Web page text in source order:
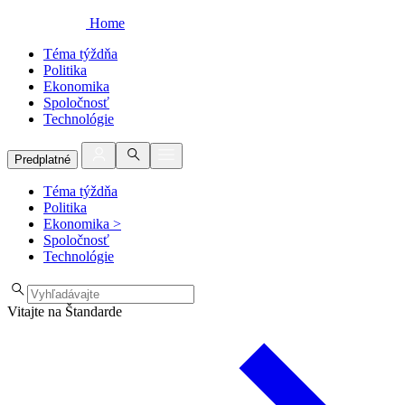
Home
Téma týždňa
Politika
Ekonomika
Spoločnosť
Technológie
Predplatné
Téma týždňa
Politika
Ekonomika >
Spoločnosť
Technológie
Vitajte na Štandarde